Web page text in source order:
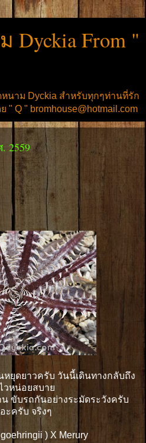
Dyckia From "
นาม Dyckia สำหรับทุกๆท่านที่รัก
" Q " bromhouse@hotmail.com
2559
ยุดยาวครับ วันนี้เดินทางกลับถึง
วหน่อยสบาย
ขับรถกันอย่างระมัดระวังครับ
ะครับ จริงๆ
) X Merury